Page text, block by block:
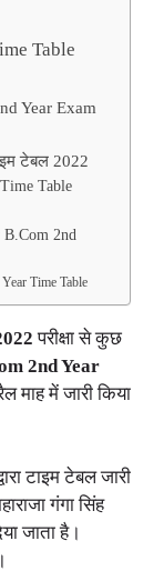
Table
Year Exam
टेबल 2022
Table
2nd
Time Table
परीक्षा से कुछ
2nd Year
माह में जारी किया
टाइम टेबल जारी
गंगा सिंह
जाता है।